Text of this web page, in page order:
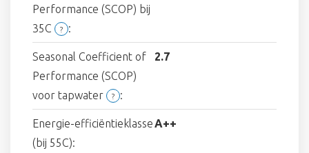
Performance (SCOP) bij
35C
? :
Seasonal Coefficient of
Performance (SCOP)
voor tapwater
? :
2.7
Energie-efficiëntieklasse
(bij 55C):
A++